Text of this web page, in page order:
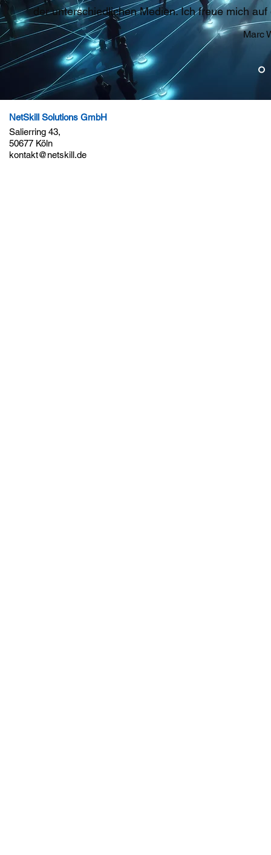
der unterschiedlichen Medien. Ich freue mich
Marc
NetSkill Solutions GmbH
Salierring 43,
50677 Köln
kontakt@netskill.de